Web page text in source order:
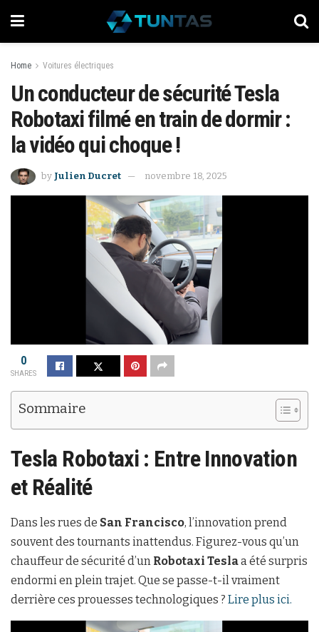
Home Voitures électriques
Un conducteur de sécurité Tesla
Robotaxi filmé en train de dormir :
la vidéo qui choque !
by Julien Ducret novembre 18, 2025
0
SHARES
Sommaire
Tesla Robotaxi : Entre Innovation
et Réalité
Dans les rues de San Francisco, l’innovation prend
souvent des tournants inattendus. Figurez-vous qu’un
chauffeur de sécurité d’un Robotaxi Teslaa été surpris
endormi en plein trajet. Que se passe-t-il vraiment
derrière ces prouesses technologiques ? Lire plus ici.